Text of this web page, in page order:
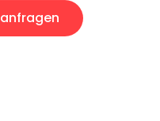
anfragen